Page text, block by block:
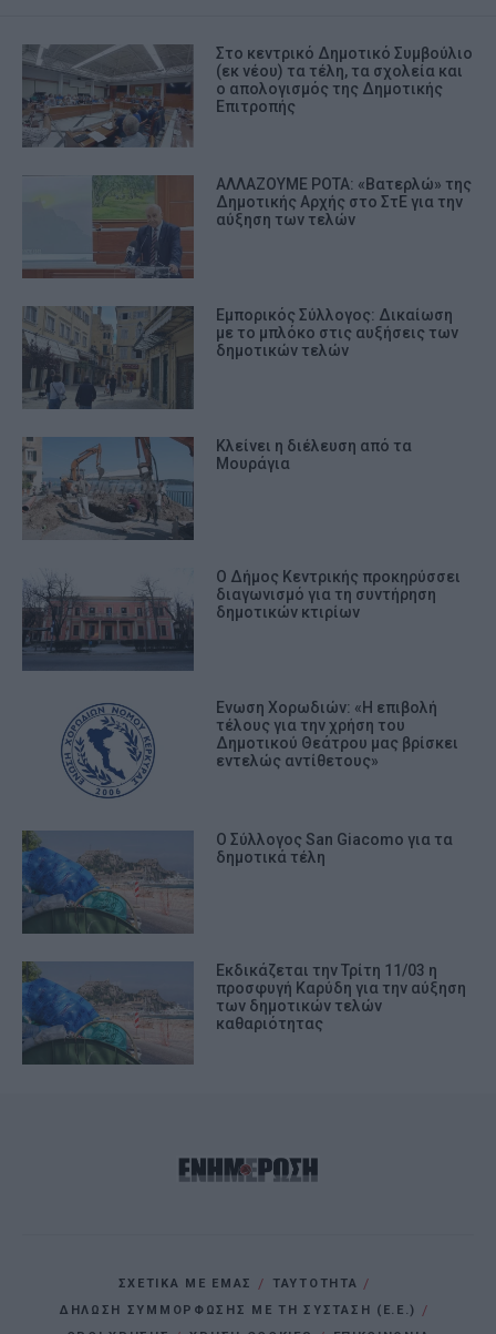
Στο κεντρικό Δημοτικό Συμβούλιο
(εκ νέου) τα τέλη, τα σχολεία και
ο απολογισμός της Δημοτικής
Επιτροπής
ΑΛΛΑΖΟΥΜΕ ΡΟΤΑ: «Βατερλώ» της
Δημοτικής Αρχής στο ΣτΕ για την
αύξηση των τελών
Εμπορικός Σύλλογος: Δικαίωση
με το μπλόκο στις αυξήσεις των
δημοτικών τελών
Κλείνει η διέλευση από τα
Μουράγια
Ο Δήμος Κεντρικής προκηρύσσει
διαγωνισμό για τη συντήρηση
δημοτικών κτιρίων
Ενωση Χορωδιών: «Η επιβολή
τέλους για την χρήση του
Δημοτικού Θεάτρου μας βρίσκει
εντελώς αντίθετους»
Ο Σύλλογος San Giacomo για τα
δημοτικά τέλη
Εκδικάζεται την Τρίτη 11/03 η
προσφυγή Καρύδη για την αύξηση
των δημοτικών τελών
καθαριότητας
ΣΧΕΤΙΚΑ ΜΕ ΕΜΑΣ
ΤΑΥΤΟΤΗΤΑ
ΔΗΛΩΣΗ ΣΥΜΜΟΡΦΩΣΗΣ ΜΕ ΤΗ ΣΥΣΤΑΣΗ (Ε.Ε.)